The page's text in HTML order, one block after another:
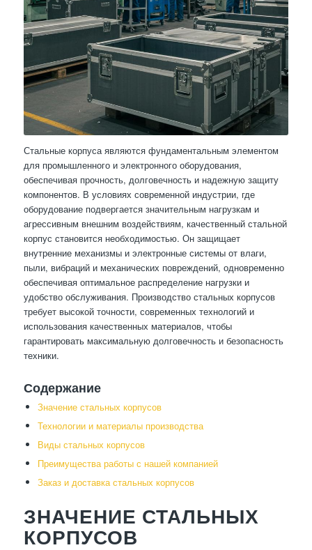
Стальные корпуса являются фундаментальным элементом
для промышленного и электронного оборудования,
обеспечивая прочность, долговечность и надежную защиту
компонентов. В условиях современной индустрии, где
оборудование подвергается значительным нагрузкам и
агрессивным внешним воздействиям, качественный стальной
корпус становится необходимостью. Он защищает
внутренние механизмы и электронные системы от влаги,
пыли, вибраций и механических повреждений, одновременно
обеспечивая оптимальное распределение нагрузки и
удобство обслуживания. Производство стальных корпусов
требует высокой точности, современных технологий и
использования качественных материалов, чтобы
гарантировать максимальную долговечность и безопасность
техники.
Содержание
Значение стальных корпусов
Технологии и материалы производства
Виды стальных корпусов
Преимущества работы с нашей компанией
Заказ и доставка стальных корпусов
ЗНАЧЕНИЕ СТАЛЬНЫХ
КОРПУСОВ